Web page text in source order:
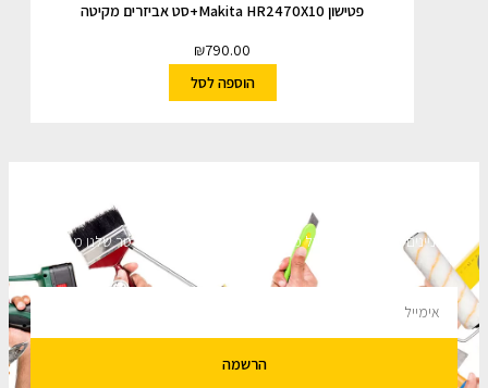
פטישון Makita HR2470X10+סט אביזרים מקיטה
₪790.00
הוספה לסל
השארו מעודכנים
מעוניינים לקבל עדכונים על מבצעים והנחות הירשמו לניוזלטר שלנו מבטיחים
הרשמה